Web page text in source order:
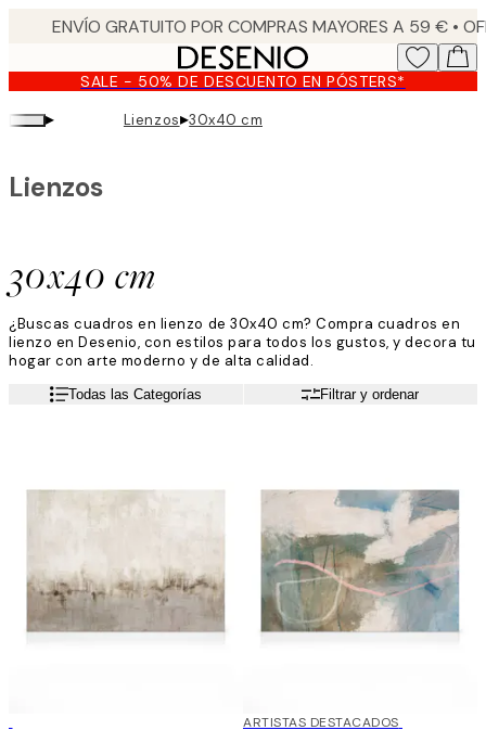
content.SALE - 50% DE DESCUENTO EN PÓSTERS*
▸ Lienzos▸30x40 cm
30x40 cm
Lienzos
¿Buscas cuadros en lienzo de 30x40 cm? Compra cuadros en
lienzo en Desenio, con estilos para todos los gustos, y decora tu
hogar con arte moderno y de alta calidad.
Todas las Categorías Filtrar y ordenar
30%*
ARTISTAS DESTACADOS